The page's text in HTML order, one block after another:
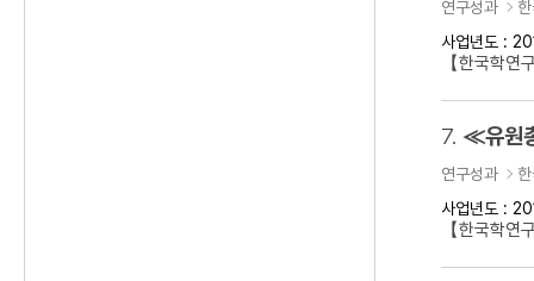
연구성과
사업년도 :
【한국
7. ≪유원
연구성과
사업년도 :
【한국